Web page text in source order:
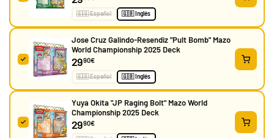
🇪🇸 Español 🇬🇧 Inglés
Jose Cruz Galindo-Resendiz "Pult Bomb" Mazo
World Championship 2025 Deck
2990€
🇪🇸 Español 🇬🇧 Inglés
Yuya Okita "JP Raging Bolt" Mazo World
Championship 2025 Deck
2990€